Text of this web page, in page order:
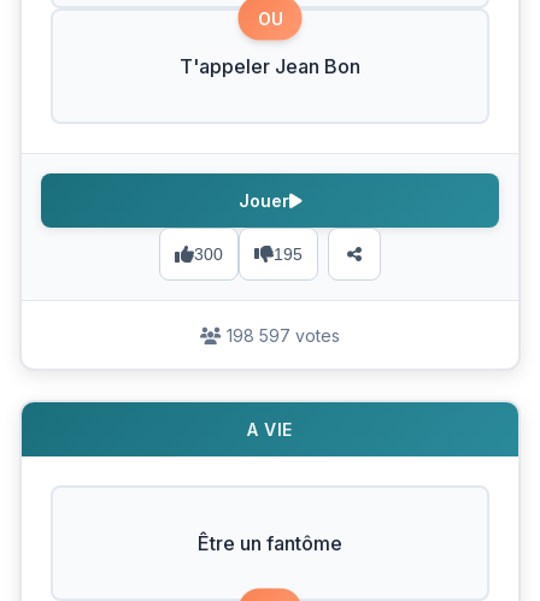
OU
T'appeler Jean Bon
300 195
Jouer
198 597 votes
A VIE
Être un fantôme